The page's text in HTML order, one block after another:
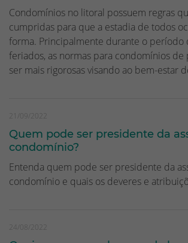
Condomínios no litoral possuem regras
cumpridas para que a estadia de todos
forma. Principalmente durante o período
feriados, as normas para condomínios de
ser mais rigorosas visando ao bem-estar
21/09/2022
Quem pode ser presidente da
condomínio?
Entenda quem pode ser presidente da
condomínio e quais os deveres e
24/08/2022